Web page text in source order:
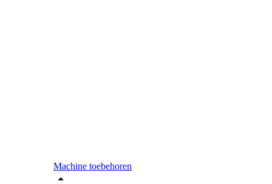
Machine toebehoren